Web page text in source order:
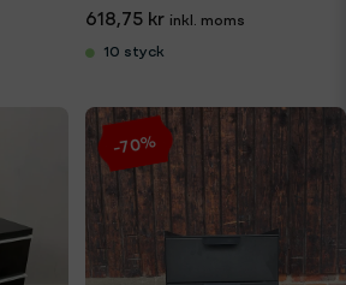
618,75 kr
10 styck
-70%